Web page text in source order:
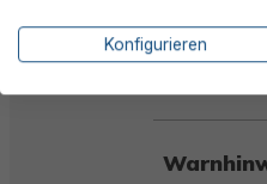
Konfigurieren